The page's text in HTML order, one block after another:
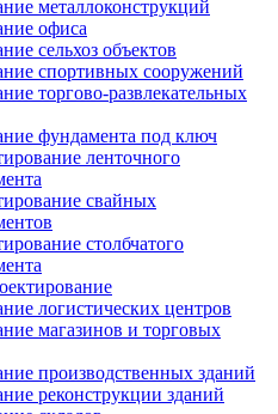
металлоконструкций
офиса
сельхоз объектов
спортивных сооружений
торгово-развлекательных
фундамента под ключ
ленточного
свайных
столбчатого
логистических центров
магазинов и торговых
производственных зданий
реконструкции зданий